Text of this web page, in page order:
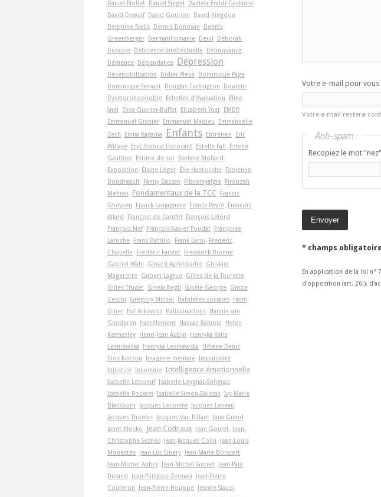
Votre e-mail pour
Votre e-mail restera
Anti-spam :
Recopiez le mot "nez"
* champs
En application de la loi n°
d'opposition (art. 26i),
Daniel Nollet Daniel Siegel
Daniela Eraldi-Gackiere
David Dewulf David Gourion
David Kingdon
Delphine Nelis Dennis Donovan
Dennis
Greenberger Dermatillomanie Deuil
Déborah
Ducasse Déficience Intellectuelle Délinquance
Démence Dépendance Dépression
Désensibilisation Didier Pleux Dominique Page
Dominique Servant Douglas Turkington
Douleur
Dysmorphophobie Echelles d'évaluation
Eline
Snel
Elise Ouvrier-Buffet Elizabeth Yost EMDR
Emmanuel Granier Emmanuel Madieu
Emmanuelle
Zech
Emna Ragama Enfants Entretien
Eric
Willaye Eryc Siobud Dorocant Estelle Fall
Estelle
Gauthier Estime de soi
Evelyne Mollard
Exposition
Éliane Léger Élie Hantouche Fabienne
Boudreault Fanny Bassan Fibromyalgie Firouzeh
Mehran
Fondamentaux de la TCC
Francis
Gheysen
Franck Lamagnère Franck Peyré François
Allard
François de Carufel
François Lelord
François Nef François-Xavier Poudat Françoise
Laroche Frank Dattilio Frank Laroi
Frédéric
Chapelle Frédéric Fanget Frédérick Dionne
Gabriel Wahl
Gérard Apfeldorfer Ghislain
Magerotte Gilbert Lagrue Gilles de la Tourette
Gilles Trudel
Gisela Regli Gisèle George Grazia
Ceschi
Grégory Michel Habiletés sociales Haim
Omer Hal Arkowitz Hallucinations Hannie van
Genderen
Harcèlement Hassan Rahioui
Helen
Kennerley Henri-Jean Aubin
Henryka Katia
Lesniewska
Henryka Lesniewska
Hélène Denis
Ilios Kotsou Imagerie mentale Impulsivité
Injustice Insomnie Intelligence émotionnelle
Isabelle Leboeuf Isabelle Leygnac-Solignac
Isabelle Roskam Isabelle Simon-Baïssas Ivy Marie
Blackburn
Jacques Lecomte Jacques Leveau
Jacques Thomas Jacques Van Rillaer Jana Grand
Janet Klosko
Jean Cottraux Jean Goulet Jean-
Christophe Seznec Jean-Jacques Colin
Jean-Louis
Monestès Jean-Luc Émery Jean-Marie Boisvert
Jean-Michel Aubry Jean-Michel Gurret Jean-Paul
Durand
Jean-Philippe Zermati
Jean-Pierre
Couteron
Jean-Pierre Houppe Jeanne Siaud-